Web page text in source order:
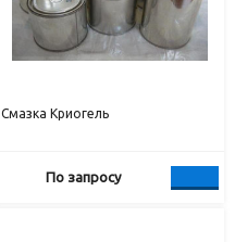
Смазка Криогель
По запросу